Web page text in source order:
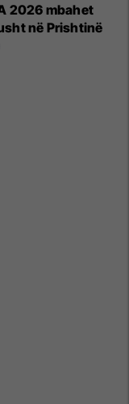
2026 mbahet
në Prishtinë